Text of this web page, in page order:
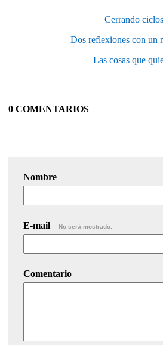
Cerrando ciclos
Dos reflexiones con un
Las cosas que
0 COMENTARIOS
Nombre
E-mail No será mostrado.
Comentario